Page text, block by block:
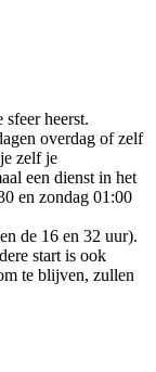
heerst.
overdag of zelf
zelf je
een dienst in het
en zondag 01:00
de 16 en 32 uur).
start is ook
te blijven, zullen